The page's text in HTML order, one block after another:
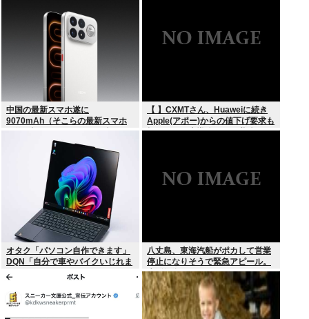
中国の最新スマホ遂に
9070mAh（そこらの最新スマホ
の約2倍）のバッテリーを積んで
【 】CXMTさん、Huaweiに続き
Apple(アポー)からの値下げ要求も
拒否！！！半導体バボー継続
オタク「パソコン自作できます」
DQN「自分で車やバイクいじれま
す」
八丈島、東海汽船がポカして営業
停止になりそうで緊急アピール。
生活物資が届かなくなるかも。ア
シタバ以外に食うものがねえ